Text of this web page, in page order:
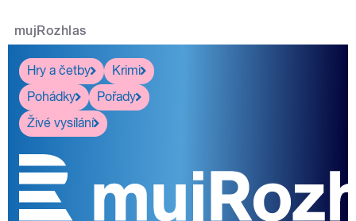
mujRozhlas
Hry a četby
Krimi
Pohádky
Pořady
Živé vysílání